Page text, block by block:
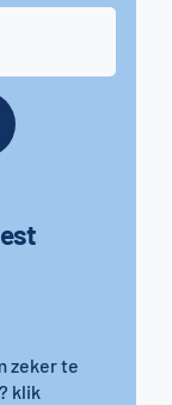
zeker te
klik